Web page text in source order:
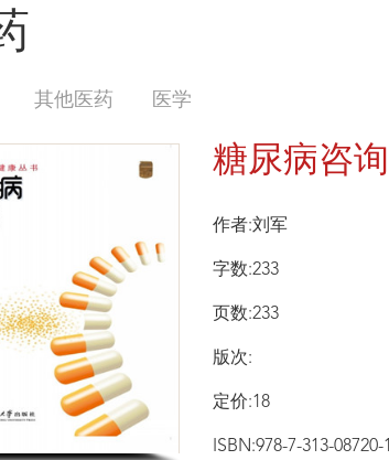
其他医药 医学
糖尿病咨询
作者:刘军
字数:233
页数:233
版次:
定价:18
ISBN:978-7-313-08720-1